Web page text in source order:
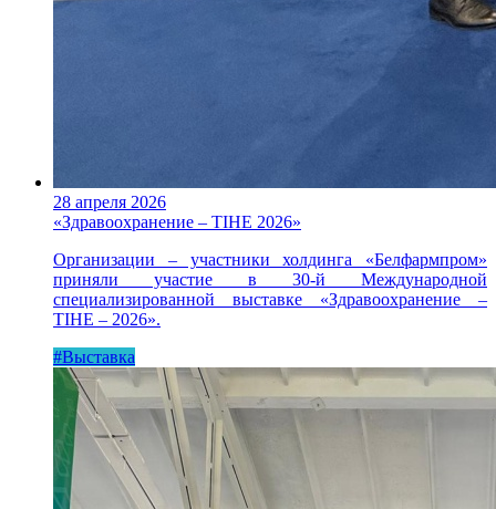
28 апреля 2026
«Здравоохранение – TIHE 2026»
Организации – участники холдинга «Белфармпром»
приняли участие в 30-й Международной
специализированной выставке «Здравоохранение –
TIHE – 2026».
#Выставка